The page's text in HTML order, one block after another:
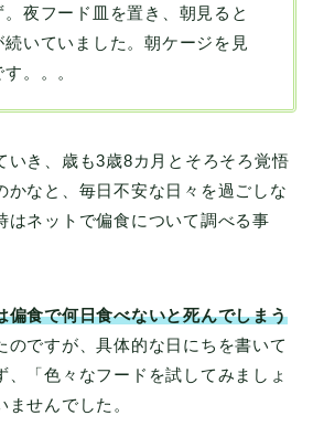
夜フード皿を置き、朝見ると
いていました。朝ケージを見
。。。
いき、歳も3歳8カ月とそろそろ覚悟
かなと、毎日不安な日々を過ごしな
はネットで偏食について調べる事
偏食で何日食べないと死んでしまう
のですが、具体的な日にちを書いて
、「色々なフードを試してみましょ
せんでした。